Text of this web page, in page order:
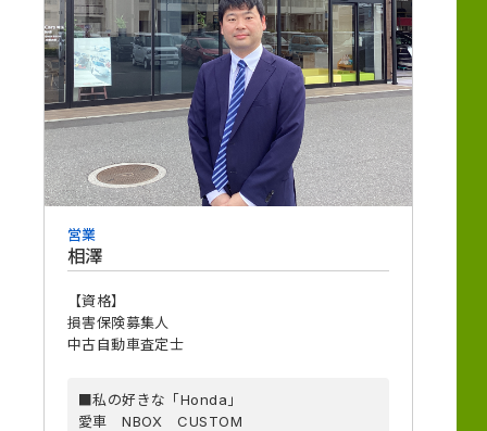
営業
相澤
【資格】
損害保険募集人
中古自動車査定士
■私の好きな「Honda」
愛車 NBOX CUSTOM